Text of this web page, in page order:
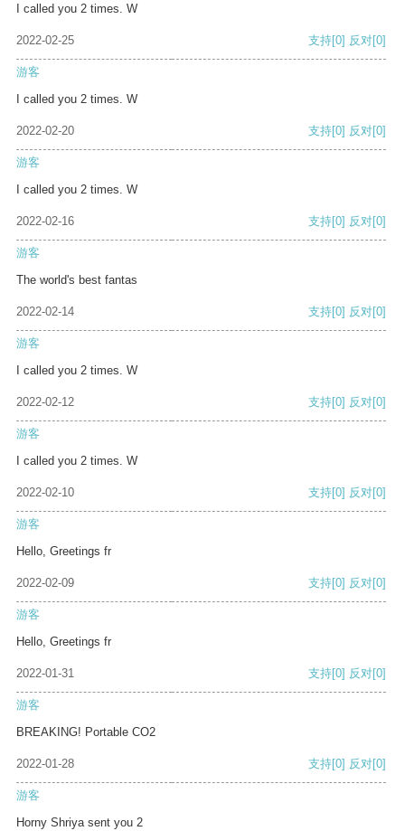
I called you 2 times. W
2022-02-25 支持[0] 反对[0]
游客
I called you 2 times. W
2022-02-20 支持[0] 反对[0]
游客
I called you 2 times. W
2022-02-16 支持[0] 反对[0]
游客
The world's best fantas
2022-02-14 支持[0] 反对[0]
游客
I called you 2 times. W
2022-02-12 支持[0] 反对[0]
游客
I called you 2 times. W
2022-02-10 支持[0] 反对[0]
游客
Hello, Greetings fr
2022-02-09 支持[0] 反对[0]
游客
Hello, Greetings fr
2022-01-31 支持[0] 反对[0]
游客
BREAKING! Portable CO2
2022-01-28 支持[0] 反对[0]
游客
Horny Shriya sent you 2